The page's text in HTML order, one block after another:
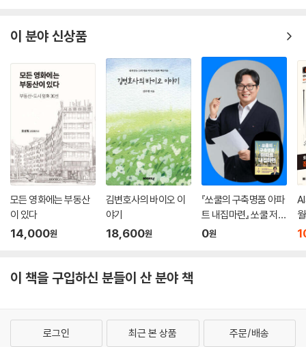
편하다”라는 소리를 들었다고 했다. 하지만 이 말은 실제 임대주택을 가져
것보다 세입자들과 어울려 사는 것이 불편할 수는 있다. 쓰레기 분리수거
를 하지 않고 함부로 버린다든지, 화장실 청소를 제대로 하지 않아서 하수
구가 막힌다든지 말이다. 이러한 경우에는 ‘건물주가 임대인들을 어떻게
대하느냐’는 마음가짐의 문제다. 세입자는 건물주와 입장이 다르다. 내가
임대료를 내면서 살고 있는 동안에는 아무 문제없이 살 권리가 있다. 반대
로 건물주는 임대료를 받는 대신 세입자들이 살면서 안심하고 불편하지 않
게 살도록 해주어야 한다.
--- p.236
이 분야 신상품
모든 영화에는 부동산
이 있다
14,000원
김변호사의 바이오 이
야기
18,600원
『쏘쿨의 구축명품 아파
트 내집마련』 쏘쿨 저자
온라인 북토크
0원
이 책을 구입하신 분들이 산 분야 책
로그인 최근 본 상품 주문/배송